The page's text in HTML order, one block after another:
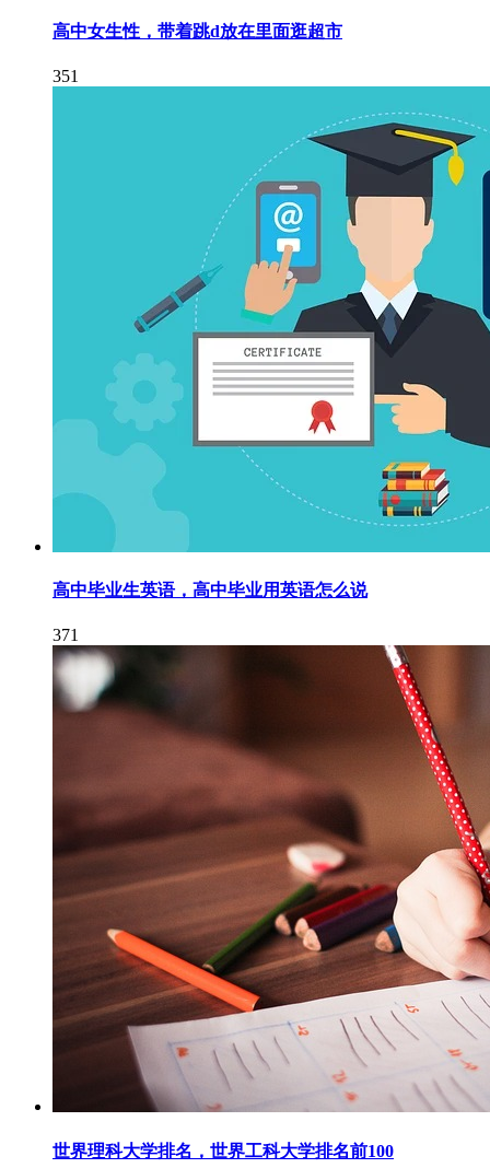
高中女生性，带着跳d放在里面逛超市
351
高中毕业生英语，高中毕业用英语怎么说
371
世界理科大学排名，世界工科大学排名前100